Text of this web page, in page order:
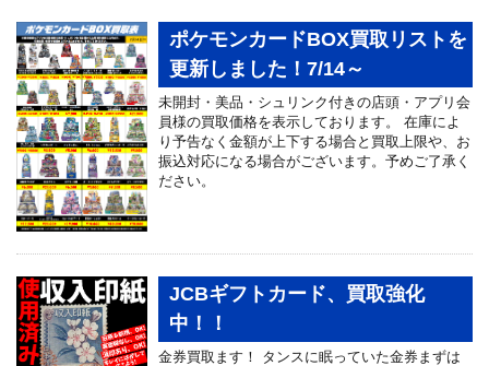
ポケモンカードBOX買取リストを
更新しました！7/14～
未開封・美品・シュリンク付きの店頭・アプリ会
員様の買取価格を表示しております。 在庫によ
り予告なく金額が上下する場合と買取上限や、お
振込対応になる場合がございます。予めご了承く
ださい。
JCBギフトカード、買取強化
中！！
金券買取ます！ タンスに眠っていた金券まずは